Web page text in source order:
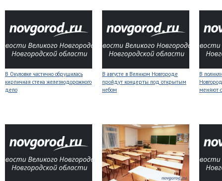
В Окуловке частично обрушилась
кирпичная стена железнодорожного
депо
В августе в Великом Новгороде
пройдут концерты под открытым
небом
В
меняют